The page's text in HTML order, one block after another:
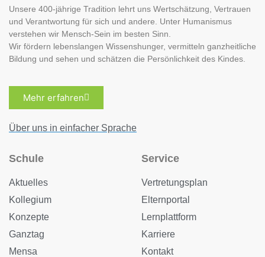
Unsere 400-jährige Tradition lehrt uns Wertschätzung, Vertrauen
und Verantwortung für sich und andere. Unter Humanismus
verstehen wir Mensch-Sein im besten Sinn.
Wir fördern lebenslangen Wissenshunger, vermitteln ganzheitliche
Bildung und sehen und schätzen die Persönlichkeit des Kindes.
Mehr erfahren
Über uns in einfacher Sprache
Schule
Aktuelles
Kollegium
Konzepte
Ganztag
Mensa
Service
Vertretungsplan
Elternportal
Lernplattform
Karriere
Kontakt